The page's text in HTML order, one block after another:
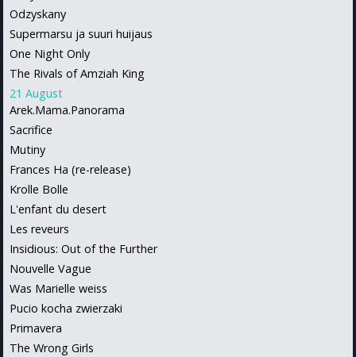
Odzyskany
Supermarsu ja suuri huijaus
One Night Only
The Rivals of Amziah King
21 August
Arek.Mama.Panorama
Sacrifice
Mutiny
Frances Ha (re-release)
Krolle Bolle
L'enfant du desert
Les reveurs
Insidious: Out of the Further
Nouvelle Vague
Was Marielle weiss
Pucio kocha zwierzaki
Primavera
The Wrong Girls